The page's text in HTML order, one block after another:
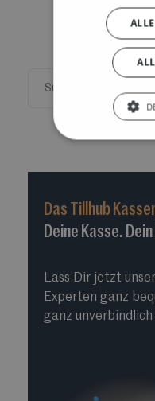
Dies ist ein
Es gibt keine
Das Tillhub
Deine Kasse.
Lass Dir jetzt
Experten ganz
ganz unverbindlich